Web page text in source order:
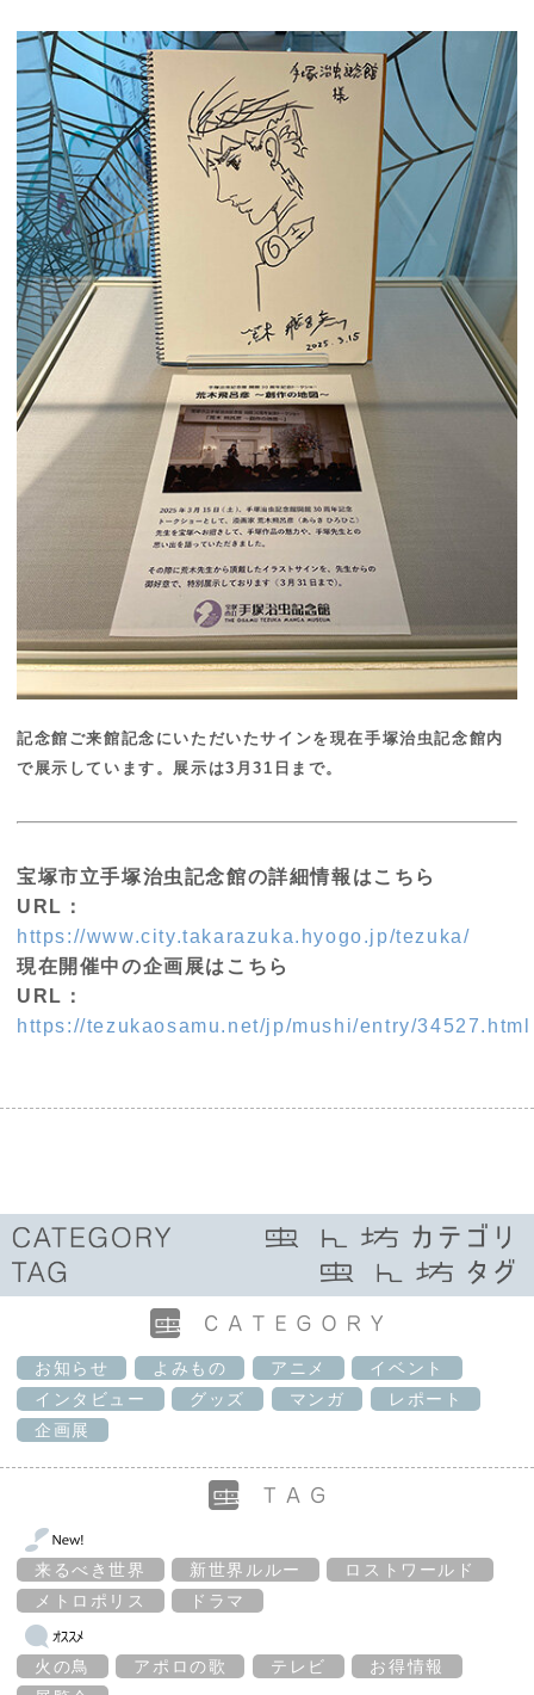
記念館ご来館記念にいただいたサインを現在手塚治虫記念館内
で展示しています。展示は3月31日まで。
宝塚市立手塚治虫記念館の詳細情報はこちら
URL：
https://www.city.takarazuka.hyogo.jp/tezuka/
現在開催中の企画展はこちら
URL：
https://tezukaosamu.net/jp/mushi/entry/34527.html
お知らせ よみもの アニメ
イベント
インタビュー
グッズ マンガ
レポート
企画展
来るべき世界 新世界ルルー
ロストワールド
メトロポリス
ドラマ
火の鳥 アポロの歌 テレビ
お得情報